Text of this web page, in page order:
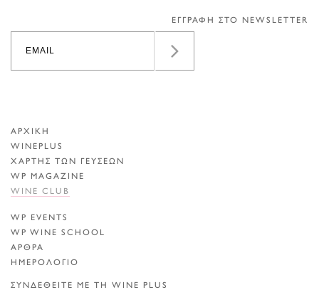
ΕΓΓΡΑΦΗ ΣΤΟ NEWSLETTER
ΑΡΧΙΚΗ
WINEPLUS
ΧΑΡΤΗΣ ΤΩΝ ΓΕΥΣΕΩΝ
WP MAGAZINE
WINE CLUB
WP EVENTS
WP WINE SCHOOL
ΑΡΘΡΑ
ΗΜΕΡΟΛΟΓΙΟ
ΣΥΝΔΕΘΕΙΤΕ ΜΕ ΤΗ WINE PLUS